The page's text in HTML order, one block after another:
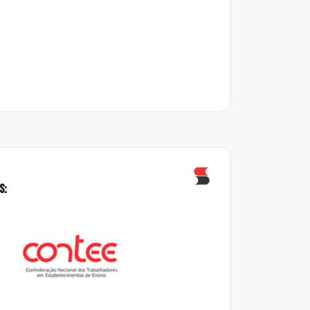
SEPE - ESCOLAS DE GOIÂNIA
SEMESG - ENSINO SUPERIOR